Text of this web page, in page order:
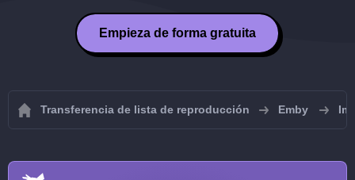
Empieza de forma gratuita
Transferencia de lista de reproducción Emby